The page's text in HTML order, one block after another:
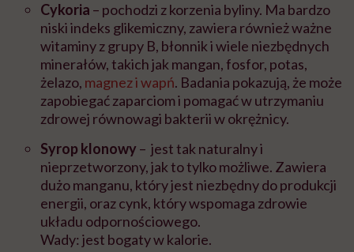
Cykoria – pochodzi z korzenia byliny. Ma bardzo
niski indeks glikemiczny, zawiera również ważne
witaminy z grupy B, błonnik i wiele niezbędnych
minerałów, takich jak mangan, fosfor, potas,
żelazo, magnez i wapń. Badania pokazują, że może
zapobiegać zaparciom i pomagać w utrzymaniu
zdrowej równowagi bakterii w okrężnicy.
Syrop klonowy – jest tak naturalny i
nieprzetworzony, jak to tylko możliwe. Zawiera
dużo manganu, który jest niezbędny do produkcji
energii, oraz cynk, który wspomaga zdrowie
układu odpornościowego.
Wady: jest bogaty w kalorie.